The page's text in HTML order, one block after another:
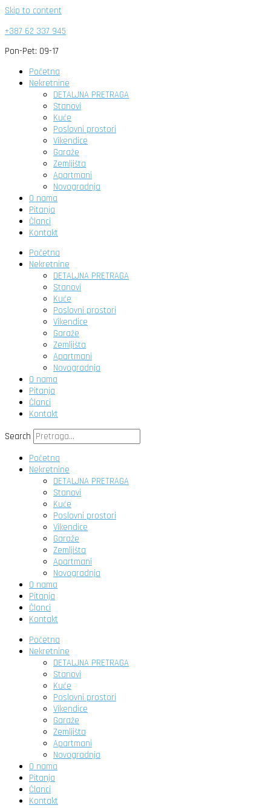
Skip to content
+387 62 337 945
Pon-Pet: 09-17
Početna
Nekretnine
DETALJNA PRETRAGA
Stanovi
Kuće
Poslovni prostori
Vikendice
Garaže
Zemljišta
Apartmani
Novogradnja
O nama
Pitanja
Članci
Kontakt
Početna
Nekretnine
DETALJNA PRETRAGA
Stanovi
Kuće
Poslovni prostori
Vikendice
Garaže
Zemljišta
Apartmani
Novogradnja
O nama
Pitanja
Članci
Kontakt
Search
Početna
Nekretnine
DETALJNA PRETRAGA
Stanovi
Kuće
Poslovni prostori
Vikendice
Garaže
Zemljišta
Apartmani
Novogradnja
O nama
Pitanja
Članci
Kontakt
Početna
Nekretnine
DETALJNA PRETRAGA
Stanovi
Kuće
Poslovni prostori
Vikendice
Garaže
Zemljišta
Apartmani
Novogradnja
O nama
Pitanja
Članci
Kontakt